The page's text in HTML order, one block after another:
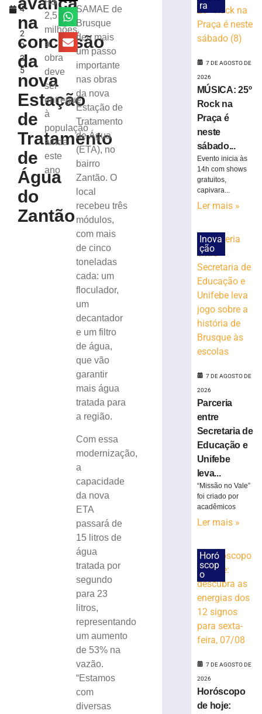
4
,
2
0
2
5
na
conclusão
da
nova
Estação
de
Tratamento
de
Água
do
Zantão
2,5
milhões,
a
obra
deve
ser
entregue
à
população
ainda
este
ano
SAMAE de
Brusque
deu mais
um passo
importante
nas obras
da nova
Estação de
Tratamento
de Água
(ETA), no
bairro
Zantão. O
local
recebeu três
módulos,
com mais
de cinco
toneladas
cada: um
floculador,
um
decantador
e um filtro
de água,
que vão
garantir
mais água
tratada para
a região.
Com essa
modernização,
a
capacidade
da nova
ETA
passará de
15 litros de
água
tratada por
segundo
para 23
litros,
representando
um aumento
de 53% na
vazão.
“Estamos
com
diversas
proíbe
jogos
azar
agosto
Polícia
Federal
indicia
pessoas
queda
avião
Voepass
agosto
Prêmio
Mega
acumula
milhões;
Brusque
Guabiruba
quadra
ra
7 DE AGOSTO DE
2026
MÚSICA: 25º
Rock na
Praça é
neste
sábado...
Evento inicia às
14h com shows
gratuitos,
capivara...
Ler mais »
Inova
ção
7 DE AGOSTO DE
2026
Parceria
entre
Secretaria de
Educação e
Unifebe
leva...
“Missão no Vale”
foi criado por
acadêmicos
Ler mais »
Horó
scop
o
7 DE AGOSTO DE
2026
Horóscopo
de hoje: